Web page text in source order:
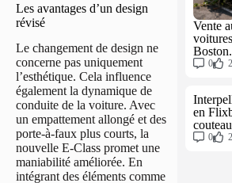
Les avantages d’un design
révisé
Le changement de design ne
concerne pas uniquement
l’esthétique. Cela influence
également la dynamique de
conduite de la voiture. Avec
un empattement allongé et des
porte-à-faux plus courts, la
nouvelle E-Class promet une
maniabilité améliorée. En
intégrant des éléments comme
Vente
0
en
0